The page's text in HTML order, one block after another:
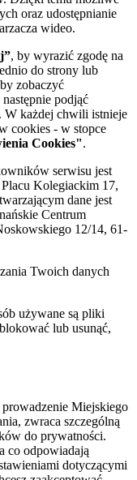
oraz udostępnianie
wideo.
, by wyrazić zgodę na
do strony lub
zobaczyć
podjąć
W każdej chwili istnieje
cookies - w stopce
Cookies".
serwisu jest
Kolegiackim 17,
dane jest
Centrum
12/14, 61-
Twoich danych
używane są pliki
lub usunąć,
Miejskiego
zwraca szczególną
do prywatności.
co odpowiadają
dotyczącymi